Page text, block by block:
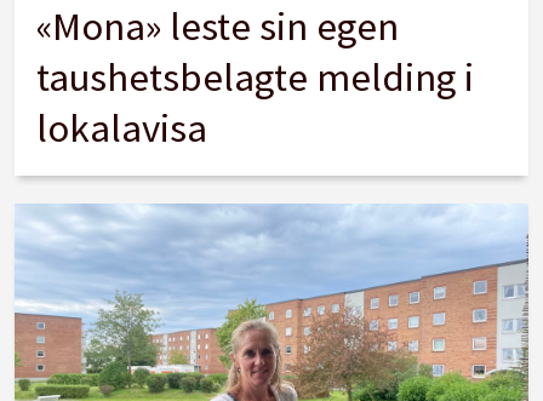
«Mona» leste sin egen
taushetsbelagte melding i
lokalavisa